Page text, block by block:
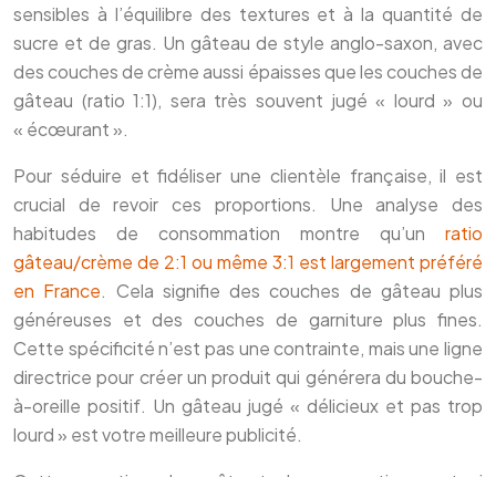
sensibles à l’équilibre des textures et à la quantité de
sucre et de gras. Un gâteau de style anglo-saxon, avec
des couches de crème aussi épaisses que les couches de
gâteau (ratio 1:1), sera très souvent jugé « lourd » ou
« écœurant ».
Pour séduire et fidéliser une clientèle française, il est
crucial de revoir ces proportions. Une analyse des
habitudes de consommation montre qu’un ratio
gâteau/crème de 2:1 ou même 3:1 est largement préféré
en France. Cela signifie des couches de gâteau plus
généreuses et des couches de garniture plus fines.
Cette spécificité n’est pas une contrainte, mais une ligne
directrice pour créer un produit qui générera du bouche-
à-oreille positif. Un gâteau jugé « délicieux et pas trop
lourd » est votre meilleure publicité.